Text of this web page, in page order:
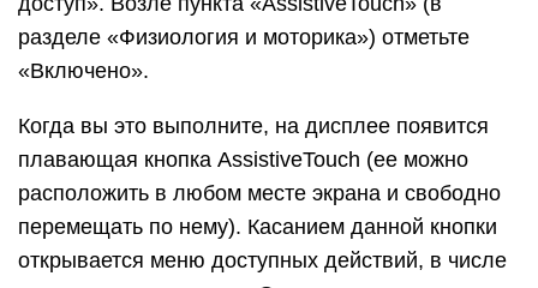
Awesome Screenshot — это бесплатное
расширение мобильного веб-браузера Safari. С
страницы открытого в браузере сайта или только
его видимой части.
После установки иконка программы не появится